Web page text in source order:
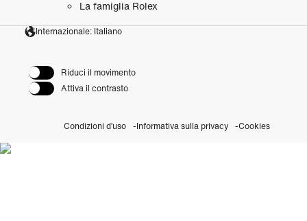
La famiglia Rolex
Internazionale: Italiano
Riduci il movimento
Attiva il contrasto
Condizioni d’uso Informativa sulla privacy Cookies